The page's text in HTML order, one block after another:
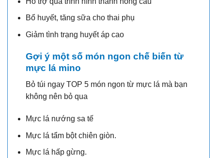
Bổ huyết, tăng sữa cho thai phụ
Giảm tình trạng huyết áp cao
Gợi ý một số món ngon chế biến từ
mực lá mino
Bỏ túi ngay TOP 5 món ngon từ mực lá mà bạn
không nên bỏ qua
Mực lá nướng sa tế
Mực lá tẩm bột chiên giòn.
Mực lá hấp gừng.